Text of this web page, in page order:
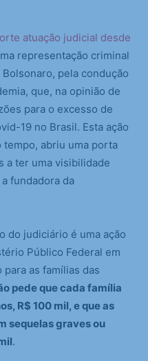
atuação judicial desde
representação criminal
pela condução
que, na opinião de
para o excesso de
19 no Brasil. Esta ação
tempo, abriu uma porta
a ter uma visibilidade
fundadora da
do judiciário é uma ação
Público Federal em
as famílias das
pede que cada família
R$ 100 mil, e que as
sequelas graves ou
.